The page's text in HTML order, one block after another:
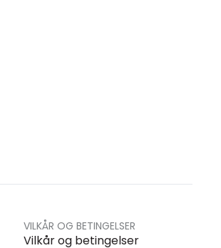
VILKÅR OG BETINGELSER
Vilkår og betingelser